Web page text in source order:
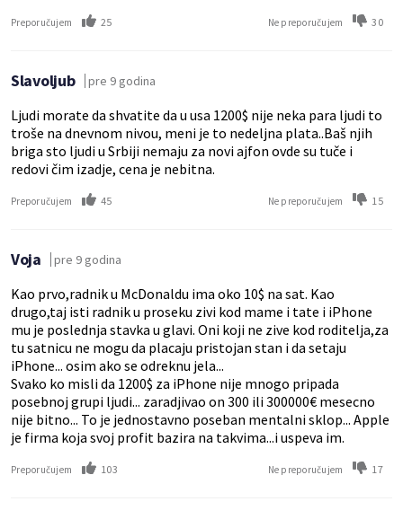
Preporučujem 25 Ne preporučujem 30
Slavoljub pre 9 godina
Ljudi morate da shvatite da u usa 1200$ nije neka para ljudi to
troše na dnevnom nivou, meni je to nedeljna plata..Baš njih
briga sto ljudi u Srbiji nemaju za novi ajfon ovde su tuče i
redovi čim izadje, cena je nebitna.
Preporučujem 45 Ne preporučujem 15
Voja pre 9 godina
Kao prvo,radnik u McDonaldu ima oko 10$ na sat. Kao
drugo,taj isti radnik u proseku zivi kod mame i tate i iPhone
mu je poslednja stavka u glavi. Oni koji ne zive kod roditelja,za
tu satnicu ne mogu da placaju pristojan stan i da setaju
iPhone... osim ako se odreknu jela...
Svako ko misli da 1200$ za iPhone nije mnogo pripada
posebnoj grupi ljudi... zaradjivao on 300 ili 300000€ mesecno
nije bitno... To je jednostavno poseban mentalni sklop... Apple
je firma koja svoj profit bazira na takvima...i uspeva im.
Preporučujem 103 Ne preporučujem 17